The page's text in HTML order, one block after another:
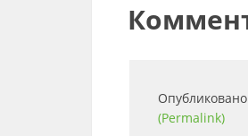
(Permalink)